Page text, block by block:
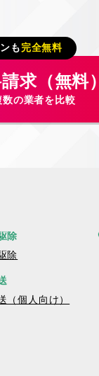
も 完全無料
求（無料）
の業者を比較
除
除
（個人向け）